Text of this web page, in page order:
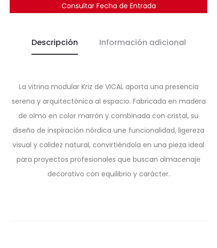
Consultar Fecha de Entrada
Descripción Información adicional
La vitrina modular Kriz de VICAL aporta una presencia
serena y arquitectónica al espacio. Fabricada en madera
de olmo en color marrón y combinada con cristal, su
diseño de inspiración nórdica une funcionalidad, ligereza
visual y calidez natural, convirtiéndola en una pieza ideal
para proyectos profesionales que buscan almacenaje
decorativo con equilibrio y carácter.